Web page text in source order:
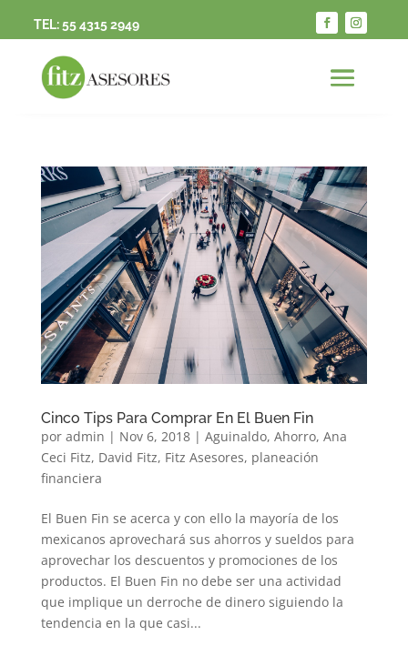
TEL:55 4315 2949
Cinco Tips Para Comprar En El Buen Fin
por admin | Nov 6, 2018| Aguinaldo, Ahorro, Ana
Ceci Fitz, David Fitz, Fitz Asesores, planeación
financiera
El Buen Fin se acerca y con ello la mayoría de los
mexicanos aprovechará sus ahorros y sueldos para
aprovechar los descuentos y promociones de los
productos. El Buen Fin no debe ser una actividad
que implique un derroche de dinero siguiendo la
tendencia en la que casi...